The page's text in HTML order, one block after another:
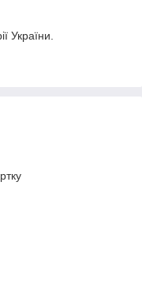
України.